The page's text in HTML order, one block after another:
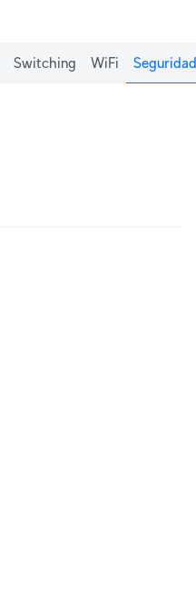
Switching WiFi